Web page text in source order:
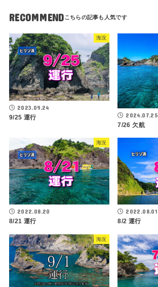
RECOMMEND
海況
2023.09.24
9/25 運行 2024.07.25
7/26 欠航
海況
2022.08.20
8/21 運行
2022.08.01
8/2 運行
海況